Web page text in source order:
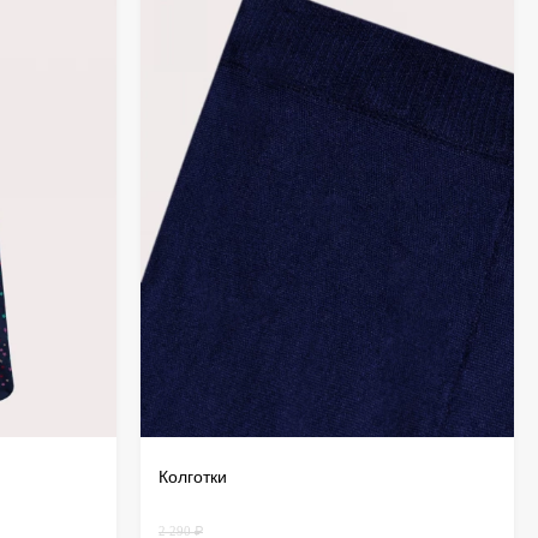
способе покупки обмен товара
через оформление возврата. Возврат
почтой России. Более подробно
тут .
Колготки
2 290 ₽